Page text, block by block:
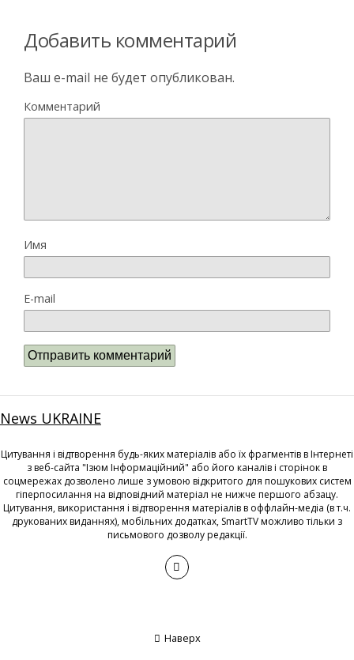
Добавить комментарий
Ваш e-mail не будет опубликован.
Комментарий
Имя
E-mail
News UKRAINE
Цитування і відтворення будь-яких матеріалів або їх фрагментів в Інтернеті
з веб-сайта "Ізюм Інформаційний" або його каналів і сторінок в
соцмережах дозволено лише з умовою відкритого для пошукових систем
гіперпосилання на відповідний матеріал не нижче першого абзацу.
Цитування, використання і відтворення матеріалів в оффлайн-медіа (в т.ч.
друкованих виданнях), мобільних додатках, SmartTV можливо тільки з
письмового дозволу редакції.
Наверх